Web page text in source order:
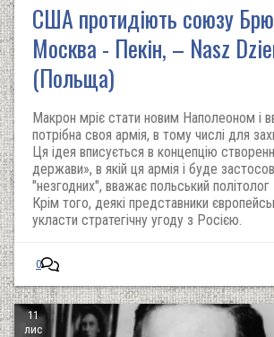
США протидіють союзу
Москва - Пекін, – Nasz
(Польща)
Макрон мріє стати новим Наполеоном і
потрібна своя армія, в тому числі для
Ця ідея вписується в концепцію
держави», в якій ця армія і буде
"незгодних", вважає польський
Крім того, деякі представники
укласти стратегічну угоду з Росією.
0
11
лис